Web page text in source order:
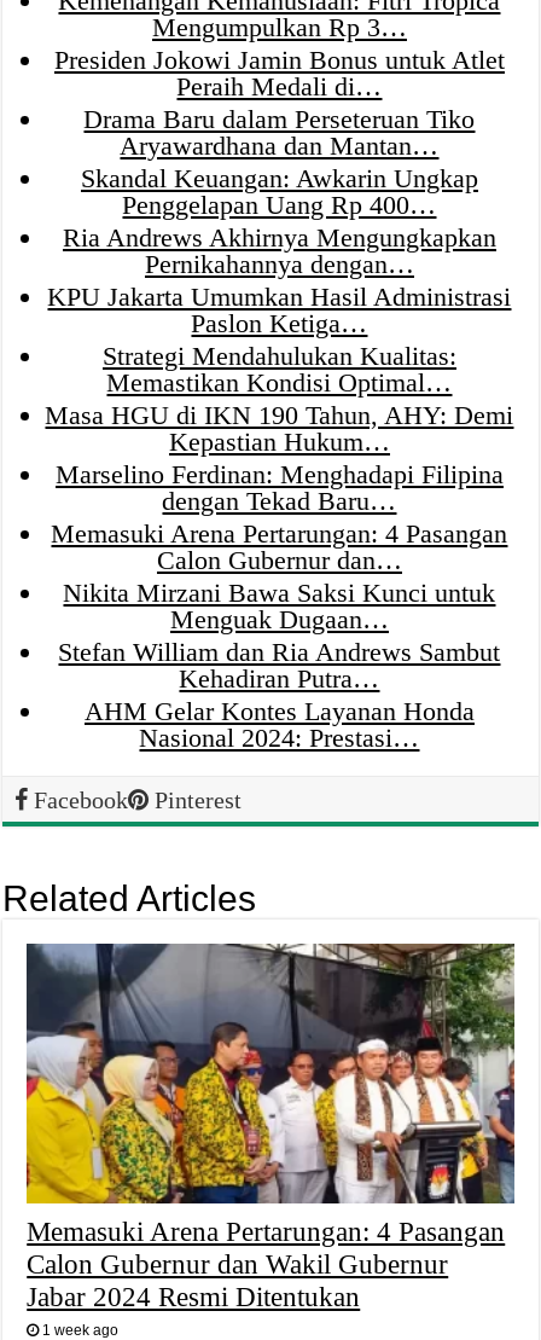
Mengumpulkan Rp 3…
Presiden Jokowi Jamin Bonus untuk Atlet
Peraih Medali di…
Drama Baru dalam Perseteruan Tiko
Aryawardhana dan Mantan…
Skandal Keuangan: Awkarin Ungkap
Penggelapan Uang Rp 400…
Ria Andrews Akhirnya Mengungkapkan
Pernikahannya dengan…
KPU Jakarta Umumkan Hasil Administrasi
Paslon Ketiga…
Strategi Mendahulukan Kualitas:
Memastikan Kondisi Optimal…
Masa HGU di IKN 190 Tahun, AHY: Demi
Kepastian Hukum…
Marselino Ferdinan: Menghadapi Filipina
dengan Tekad Baru…
Memasuki Arena Pertarungan: 4 Pasangan
Calon Gubernur dan…
Nikita Mirzani Bawa Saksi Kunci untuk
Menguak Dugaan…
Stefan William dan Ria Andrews Sambut
Kehadiran Putra…
AHM Gelar Kontes Layanan Honda
Nasional 2024: Prestasi…
Facebook Pinterest
Related Articles
Memasuki Arena Pertarungan: 4 Pasangan
Calon Gubernur dan Wakil Gubernur
Jabar 2024 Resmi Ditentukan
1 week ago